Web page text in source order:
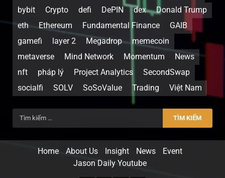
bybit
Crypto defi DePIN dex
Donald Trump
eth
Ethereum Fundamental Finance
GAIB
gamefi
layer 2 Megadrop
memecoin
metaverse
Mind Network Momentum
News
nft
pháp lý Project Analytics
SecondSwap
socialfi
SOLV SoSoValue Trading Việt Nam
Home About Us Insight News
Event
Jason Daily Youtube